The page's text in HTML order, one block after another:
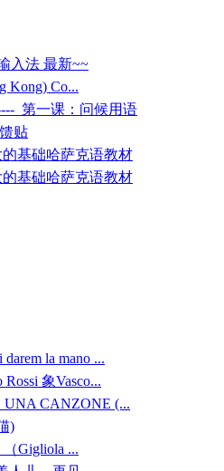
入法 最新~~
Kong) Co...
第一课：问候用语
贴
基础哈萨克语教材
基础哈萨克语教材
la mano ...
Rossi 象Vasco...
UNA CANZONE (...
)
（Gigliola ...